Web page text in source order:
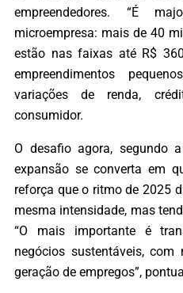
empreendedores. “É
microempresa: mais de 40
estão nas faixas até R$
empreendimentos
variações de renda,
consumidor.
O desafio agora, segundo
expansão se converta em
reforça que o ritmo de 2025
mesma intensidade, mas
“O mais importante é
negócios sustentáveis,
geração de empregos”,